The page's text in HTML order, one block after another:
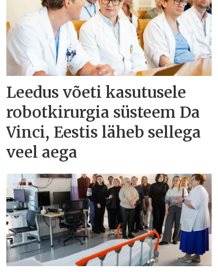
Leedus võeti kasutusele
robotkirurgia süsteem Da
Vinci, Eestis läheb sellega
veel aega